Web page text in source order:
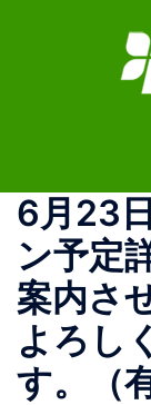
ス
6月23
ン予定
案内さ
よろし
す。（